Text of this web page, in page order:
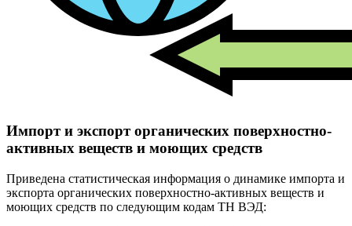
Импорт и экспорт органических поверхностно-
активных веществ и моющих средств
Приведена статистическая информация о динамике импорта и
экспорта органических поверхностно-активных веществ и
моющих средств по следующим кодам ТН ВЭД: